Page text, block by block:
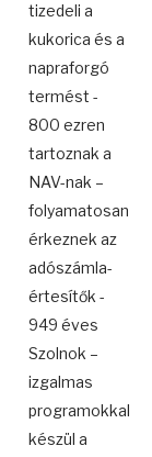
tizedeli a
kukorica és a
napraforgó
termést -
800 ezren
tartoznak a
NAV-nak –
folyamatosan
érkeznek az
adószámla-
értesítők -
949 éves
Szolnok –
izgalmas
programokkal
készül a